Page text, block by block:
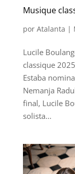
Musique
por Atalanta |
Lucile
classique
Estaba
Nemanja
final, Lucile
solista...